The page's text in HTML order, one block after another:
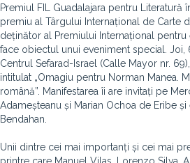
Premiul FIL Guadalajara pentru Literatură
premiu al Târgului Internațional de Carte
deținător al Premiului Internațional pentru
face obiectul unui eveniment special. Joi,
Centrul Sefarad-Israel (Calle Mayor nr.
intitulat „Omagiu pentru Norman Manea.
română”. Manifestarea îi are invitați pe
Adameșteanu și Marian Ochoa de Eribe
Bendahan.
Unii dintre cei mai importanți și cei mai